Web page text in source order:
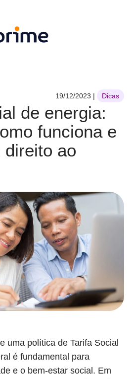
de energia:
funciona e
direito ao
19/12/2023 | Dicas
uma política de Tarifa Social
é fundamental para
e o bem-estar social. Em